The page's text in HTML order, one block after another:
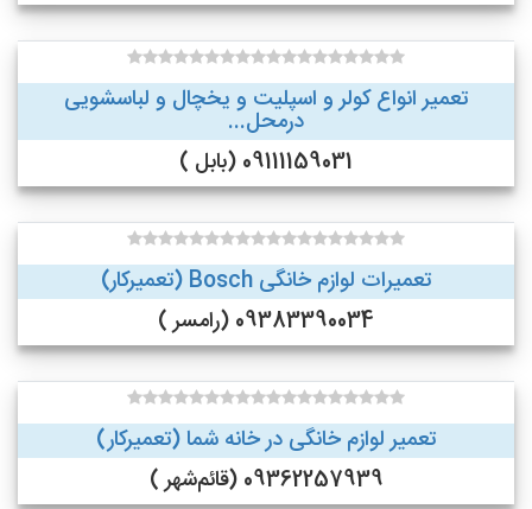
تعمیر انواع کولر و اسپلیت و یخچال و لباسشویی
درمحل...
09111159031 (بابل )
تعمیرات لوازم خانگی Bosch (تعمیرکار)
09383390034 (رامسر )
تعمیر لوازم خانگی در خانه شما (تعمیرکار)
09362257939 (قائم‌شهر )